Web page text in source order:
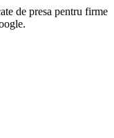
de presa pentru firme